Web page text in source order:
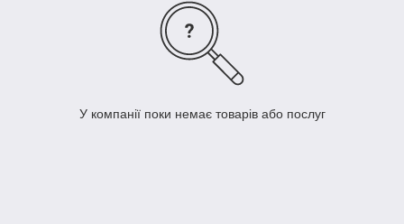
У компанії поки немає товарів або послуг